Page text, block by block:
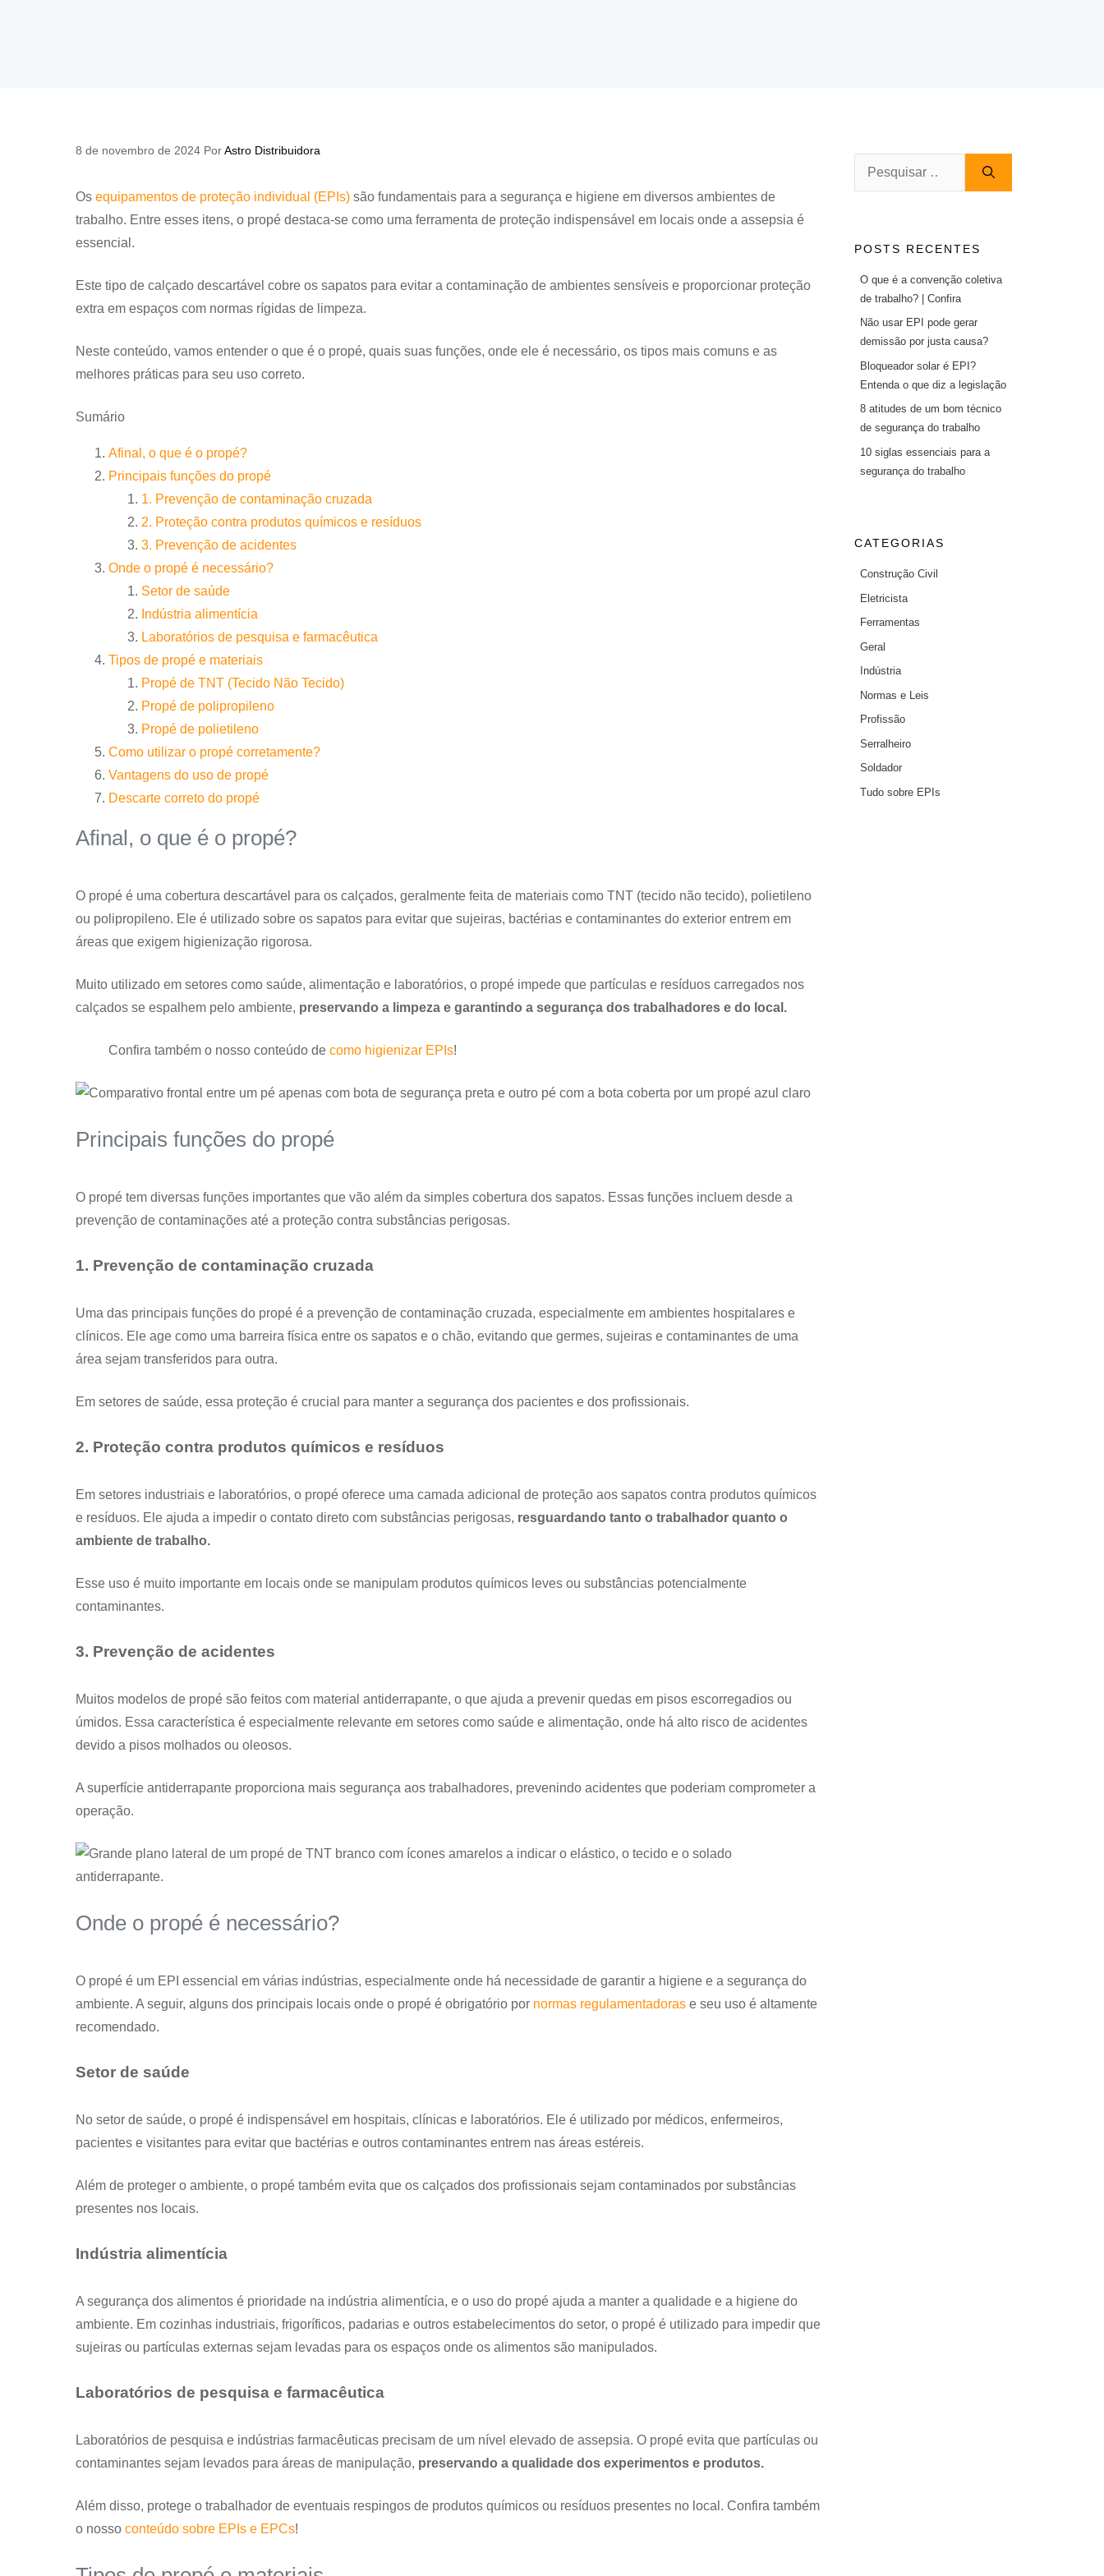
8 de novembro de 2024 Por Astro Distribuidora
Os equipamentos de proteção individual (EPIs) são fundamentais para a segurança e higiene em diversos ambientes de
trabalho. Entre esses itens, o propé destaca-se como uma ferramenta de proteção indispensável em locais onde a assepsia é
essencial.
Este tipo de calçado descartável cobre os sapatos para evitar a contaminação de ambientes sensíveis e proporcionar proteção
extra em espaços com normas rígidas de limpeza.
Neste conteúdo, vamos entender o que é o propé, quais suas funções, onde ele é necessário, os tipos mais comuns e as
melhores práticas para seu uso correto.
Sumário
Afinal, o que é o propé?
Principais funções do propé
1. Prevenção de contaminação cruzada
2. Proteção contra produtos químicos e resíduos
3. Prevenção de acidentes
Onde o propé é necessário?
Setor de saúde
Indústria alimentícia
Laboratórios de pesquisa e farmacêutica
Tipos de propé e materiais
Propé de TNT (Tecido Não Tecido)
Propé de polipropileno
Propé de polietileno
Como utilizar o propé corretamente?
Vantagens do uso de propé
Descarte correto do propé
Afinal, o que é o propé?
O propé é uma cobertura descartável para os calçados, geralmente feita de materiais como TNT (tecido não tecido), polietileno
ou polipropileno. Ele é utilizado sobre os sapatos para evitar que sujeiras, bactérias e contaminantes do exterior entrem em
áreas que exigem higienização rigorosa.
Muito utilizado em setores como saúde, alimentação e laboratórios, o propé impede que partículas e resíduos carregados nos
calçados se espalhem pelo ambiente, preservando a limpeza e garantindo a segurança dos trabalhadores e do local.
Confira também o nosso conteúdo de como higienizar EPIs!
Principais funções do propé
O propé tem diversas funções importantes que vão além da simples cobertura dos sapatos. Essas funções incluem desde a
prevenção de contaminações até a proteção contra substâncias perigosas.
1. Prevenção de contaminação cruzada
Uma das principais funções do propé é a prevenção de contaminação cruzada, especialmente em ambientes hospitalares e
clínicos. Ele age como uma barreira física entre os sapatos e o chão, evitando que germes, sujeiras e contaminantes de uma
área sejam transferidos para outra.
Em setores de saúde, essa proteção é crucial para manter a segurança dos pacientes e dos profissionais.
2. Proteção contra produtos químicos e resíduos
Em setores industriais e laboratórios, o propé oferece uma camada adicional de proteção aos sapatos contra produtos químicos
e resíduos. Ele ajuda a impedir o contato direto com substâncias perigosas, resguardando tanto o trabalhador quanto o
ambiente de trabalho.
Esse uso é muito importante em locais onde se manipulam produtos químicos leves ou substâncias potencialmente
contaminantes.
3. Prevenção de acidentes
Muitos modelos de propé são feitos com material antiderrapante, o que ajuda a prevenir quedas em pisos escorregadios ou
úmidos. Essa característica é especialmente relevante em setores como saúde e alimentação, onde há alto risco de acidentes
devido a pisos molhados ou oleosos.
A superfície antiderrapante proporciona mais segurança aos trabalhadores, prevenindo acidentes que poderiam comprometer a
operação.
Onde o propé é necessário?
O propé é um EPI essencial em várias indústrias, especialmente onde há necessidade de garantir a higiene e a segurança do
ambiente. A seguir, alguns dos principais locais onde o propé é obrigatório por normas regulamentadoras e seu uso é altamente
recomendado.
Setor de saúde
No setor de saúde, o propé é indispensável em hospitais, clínicas e laboratórios. Ele é utilizado por médicos, enfermeiros,
pacientes e visitantes para evitar que bactérias e outros contaminantes entrem nas áreas estéreis.
Além de proteger o ambiente, o propé também evita que os calçados dos profissionais sejam contaminados por substâncias
presentes nos locais.
Indústria alimentícia
A segurança dos alimentos é prioridade na indústria alimentícia, e o uso do propé ajuda a manter a qualidade e a higiene do
ambiente. Em cozinhas industriais, frigoríficos, padarias e outros estabelecimentos do setor, o propé é utilizado para impedir que
sujeiras ou partículas externas sejam levadas para os espaços onde os alimentos são manipulados.
Laboratórios de pesquisa e farmacêutica
Laboratórios de pesquisa e indústrias farmacêuticas precisam de um nível elevado de assepsia. O propé evita que partículas ou
contaminantes sejam levados para áreas de manipulação, preservando a qualidade dos experimentos e produtos.
Além disso, protege o trabalhador de eventuais respingos de produtos químicos ou resíduos presentes no local. Confira também
o nosso conteúdo sobre EPIs e EPCs!
POSTS RECENTES
O que é a convenção coletiva
de trabalho? | Confira
Não usar EPI pode gerar
demissão por justa causa?
Bloqueador solar é EPI?
Entenda o que diz a legislação
8 atitudes de um bom técnico
de segurança do trabalho
10 siglas essenciais para a
segurança do trabalho
CATEGORIAS
Construção Civil
Eletricista
Ferramentas
Geral
Indústria
Normas e Leis
Profissão
Serralheiro
Soldador
Tudo sobre EPIs